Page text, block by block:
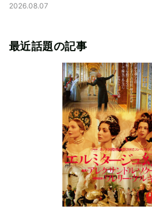
2026.08.07
最近話題の記事